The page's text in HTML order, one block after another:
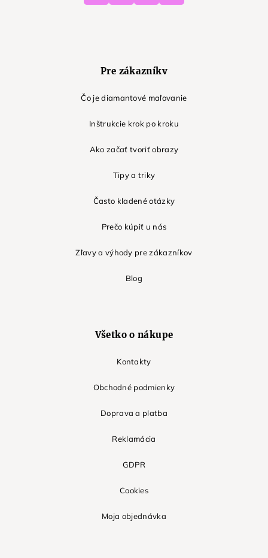
Pre zákazníkv
Čo je diamantové maľovanie
Inštrukcie krok po kroku
Ako začať tvoriť obrazy
Tipy a triky
Často kladené otázky
Prečo kúpiť u nás
Zľavy a výhody pre zákazníkov
Blog
Všetko o nákupe
Kontakty
Obchodné podmienky
Doprava a platba
Reklamácia
GDPR
Cookies
Moja objednávka